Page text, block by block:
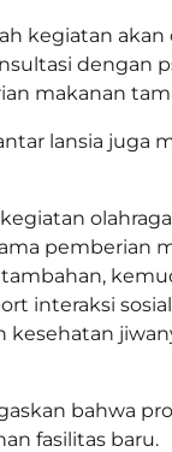
kegiatan akan
dengan
makanan
lansia juga
pemberian
interaksi
kesehatan
bahwa
fasilitas baru.